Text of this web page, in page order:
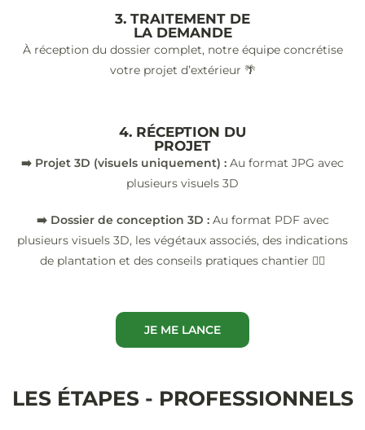
3. TRAITEMENT DE
LA DEMANDE
À réception du dossier complet, notre équipe concrétise
votre projet d’extérieur 🌴
4. RÉCEPTION DU
PROJET
➡️ Projet 3D (visuels uniquement) : Au format JPG avec
plusieurs visuels 3D
➡️ Dossier de conception 3D :Au format PDF avec
plusieurs visuels 3D, les végétaux associés, des indications
de plantation et des conseils pratiques chantier 👷‍♂️
JE ME LANCE
LES ÉTAPES - PROFESSIONNELS